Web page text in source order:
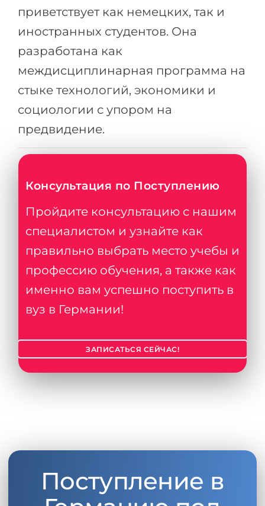
приветствует как немецких, так и
иностранных студентов. Она
разработана как
междисциплинарная программа на
стыке технологий, экономики и
социологии с упором на
предвидение.
Консультация по Поступлению
Пройдите консультацию с нашим
специалистом и узнайте как
правильно выбрать место учебы и
профессию обучения, а также как
именно вам успешно поступить в
вуз в Германии!
ЗАПИСАТЬСЯ СЕЙЧАС!
Поступление в